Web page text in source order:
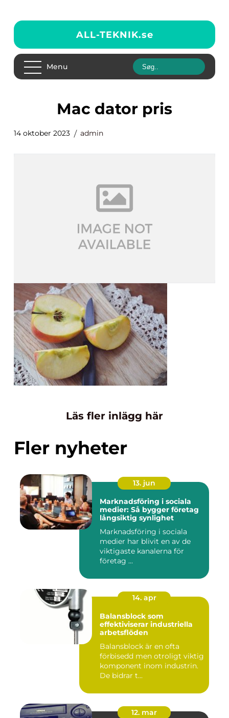
ALL-TEKNIK.se
Menu
mac dator pris
14 oktober 2023 admin
Läs fler inlägg här
Fler nyheter
13. jun
Marknadsföring i sociala
medier: Så bygger företag
långsiktig synlighet
Marknadsföring i sociala
medier har blivit en av de
viktigaste kanalerna för
företag ...
14. apr
Balansblock som
effektiviserar industriella
arbetsflöden
Balansblock är en ofta
förbisedd men otroligt viktig
komponent inom industrin.
De bidrar t...
12. mar